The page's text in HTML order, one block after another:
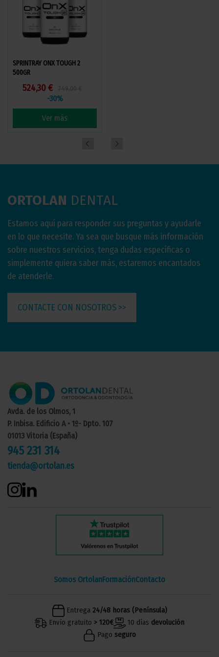
SPRINTRAY ONX TOUGH 2
500GR
524,30 €
-30%
Ver más
ORTOLAN DENTAL
Estamos aquí para responder sus preguntas y ayudarle
en lo que necesite. Ya sea que busque más información
sobre nuestros servicios, tenga dudas específicas o
simplemente quiera saber más, estaremos encantados
de atenderle.
CONTACTE CON NOSOTROS >>
Avda. de los Olmos, 1
P. Inbisa. Edificio A • 1º- Dpto. 107
01013 Vitoria (España)
945 231 314
tienda@ortolan.es
Somos OrtolanFormaciónContacto
Entrega 24/48 horas (Península)
Envío gratuito > 120€ 10 días devolución
Pago seguro